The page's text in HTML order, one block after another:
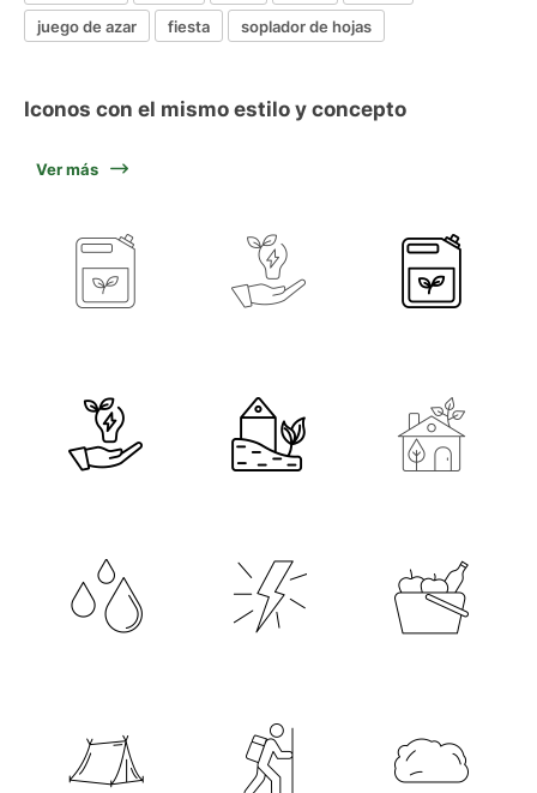
juego de azar
fiesta soplador de hojas
Iconos con el mismo estilo y concepto
Ver más